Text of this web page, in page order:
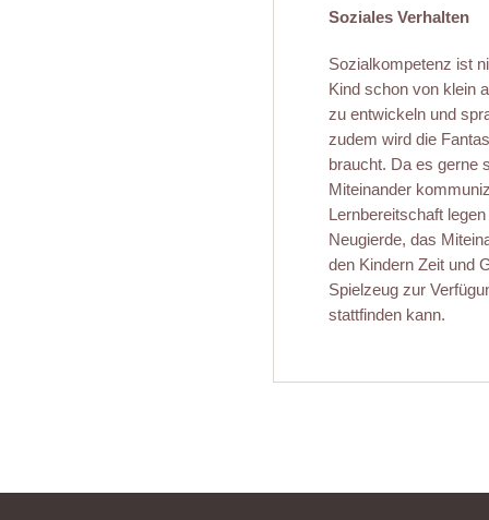
Soziales Verhalten
Sozialkompetenz ist
Kind schon von klein
zu entwickeln und
zudem wird die
braucht. Da es gerne
Miteinander
Lernbereitschaft
Neugierde, das
den Kindern Zeit und
Spielzeug zur
stattfinden kann.